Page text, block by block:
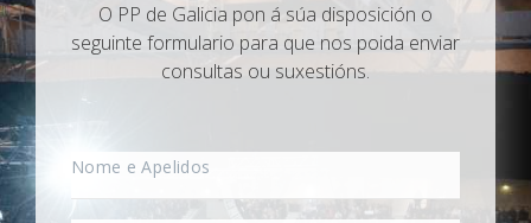
O PP de Galicia pon á súa disposición o
seguinte formulario para que nos poida enviar
consultas ou suxestións.